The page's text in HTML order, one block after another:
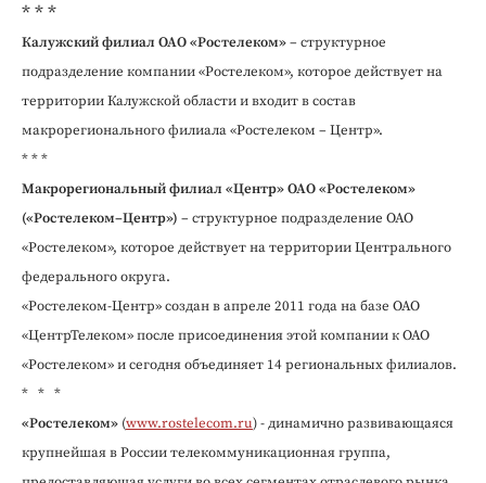
* * *
Калужский филиал ОАО «Ростелеком»– структурное
подразделение компании «Ростелеком», которое действует на
территории Калужской области и входит в состав
макрорегионального филиала «Ростелеком – Центр».
* * *
Макрорегиональный филиал «Центр» ОАО «Ростелеком»
(«Ростелеком–Центр») – структурное подразделение ОАО
«Ростелеком», которое действует на территории Центрального
федерального округа.
«Ростелеком-Центр» создан в апреле 2011 года на базе ОАО
«ЦентрТелеком» после присоединения этой компании к ОАО
«Ростелеком» и сегодня объединяет 14 региональных филиалов.
* * *
«Ростелеком» (www.rostelecom.ru) - динамично развивающаяся
крупнейшая в России телекоммуникационная группа,